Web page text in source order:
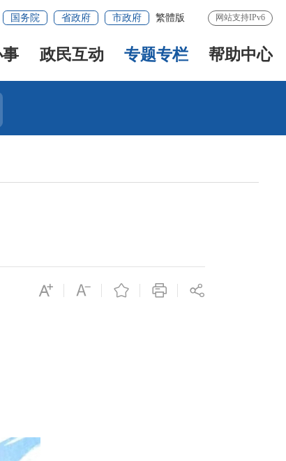
国务院 省政府 市政府 繁體版 网站支持IPv6
事 政民互动 专题专栏 帮助中心